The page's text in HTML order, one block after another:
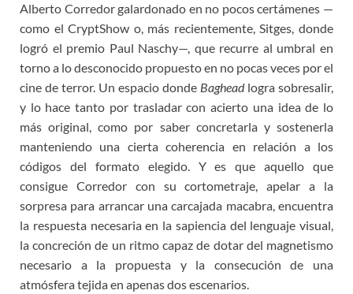
Alberto Corredor galardonado en no pocos certámenes —
como el CryptShow o, más recientemente, Sitges, donde
logró el premio Paul Naschy—, que recurre al umbral en
torno a lo desconocido propuesto en no pocas veces por el
cine de terror. Un espacio donde Bagheadlogra sobresalir,
y lo hace tanto por trasladar con acierto una idea de lo
más original, como por saber concretarla y sostenerla
manteniendo una cierta coherencia en relación a los
códigos del formato elegido. Y es que aquello que
consigue Corredor con su cortometraje, apelar a la
sorpresa para arrancar una carcajada macabra, encuentra
la respuesta necesaria en la sapiencia del lenguaje visual,
la concreción de un ritmo capaz de dotar del magnetismo
necesario a la propuesta y la consecución de una
atmósfera tejida en apenas dos escenarios.